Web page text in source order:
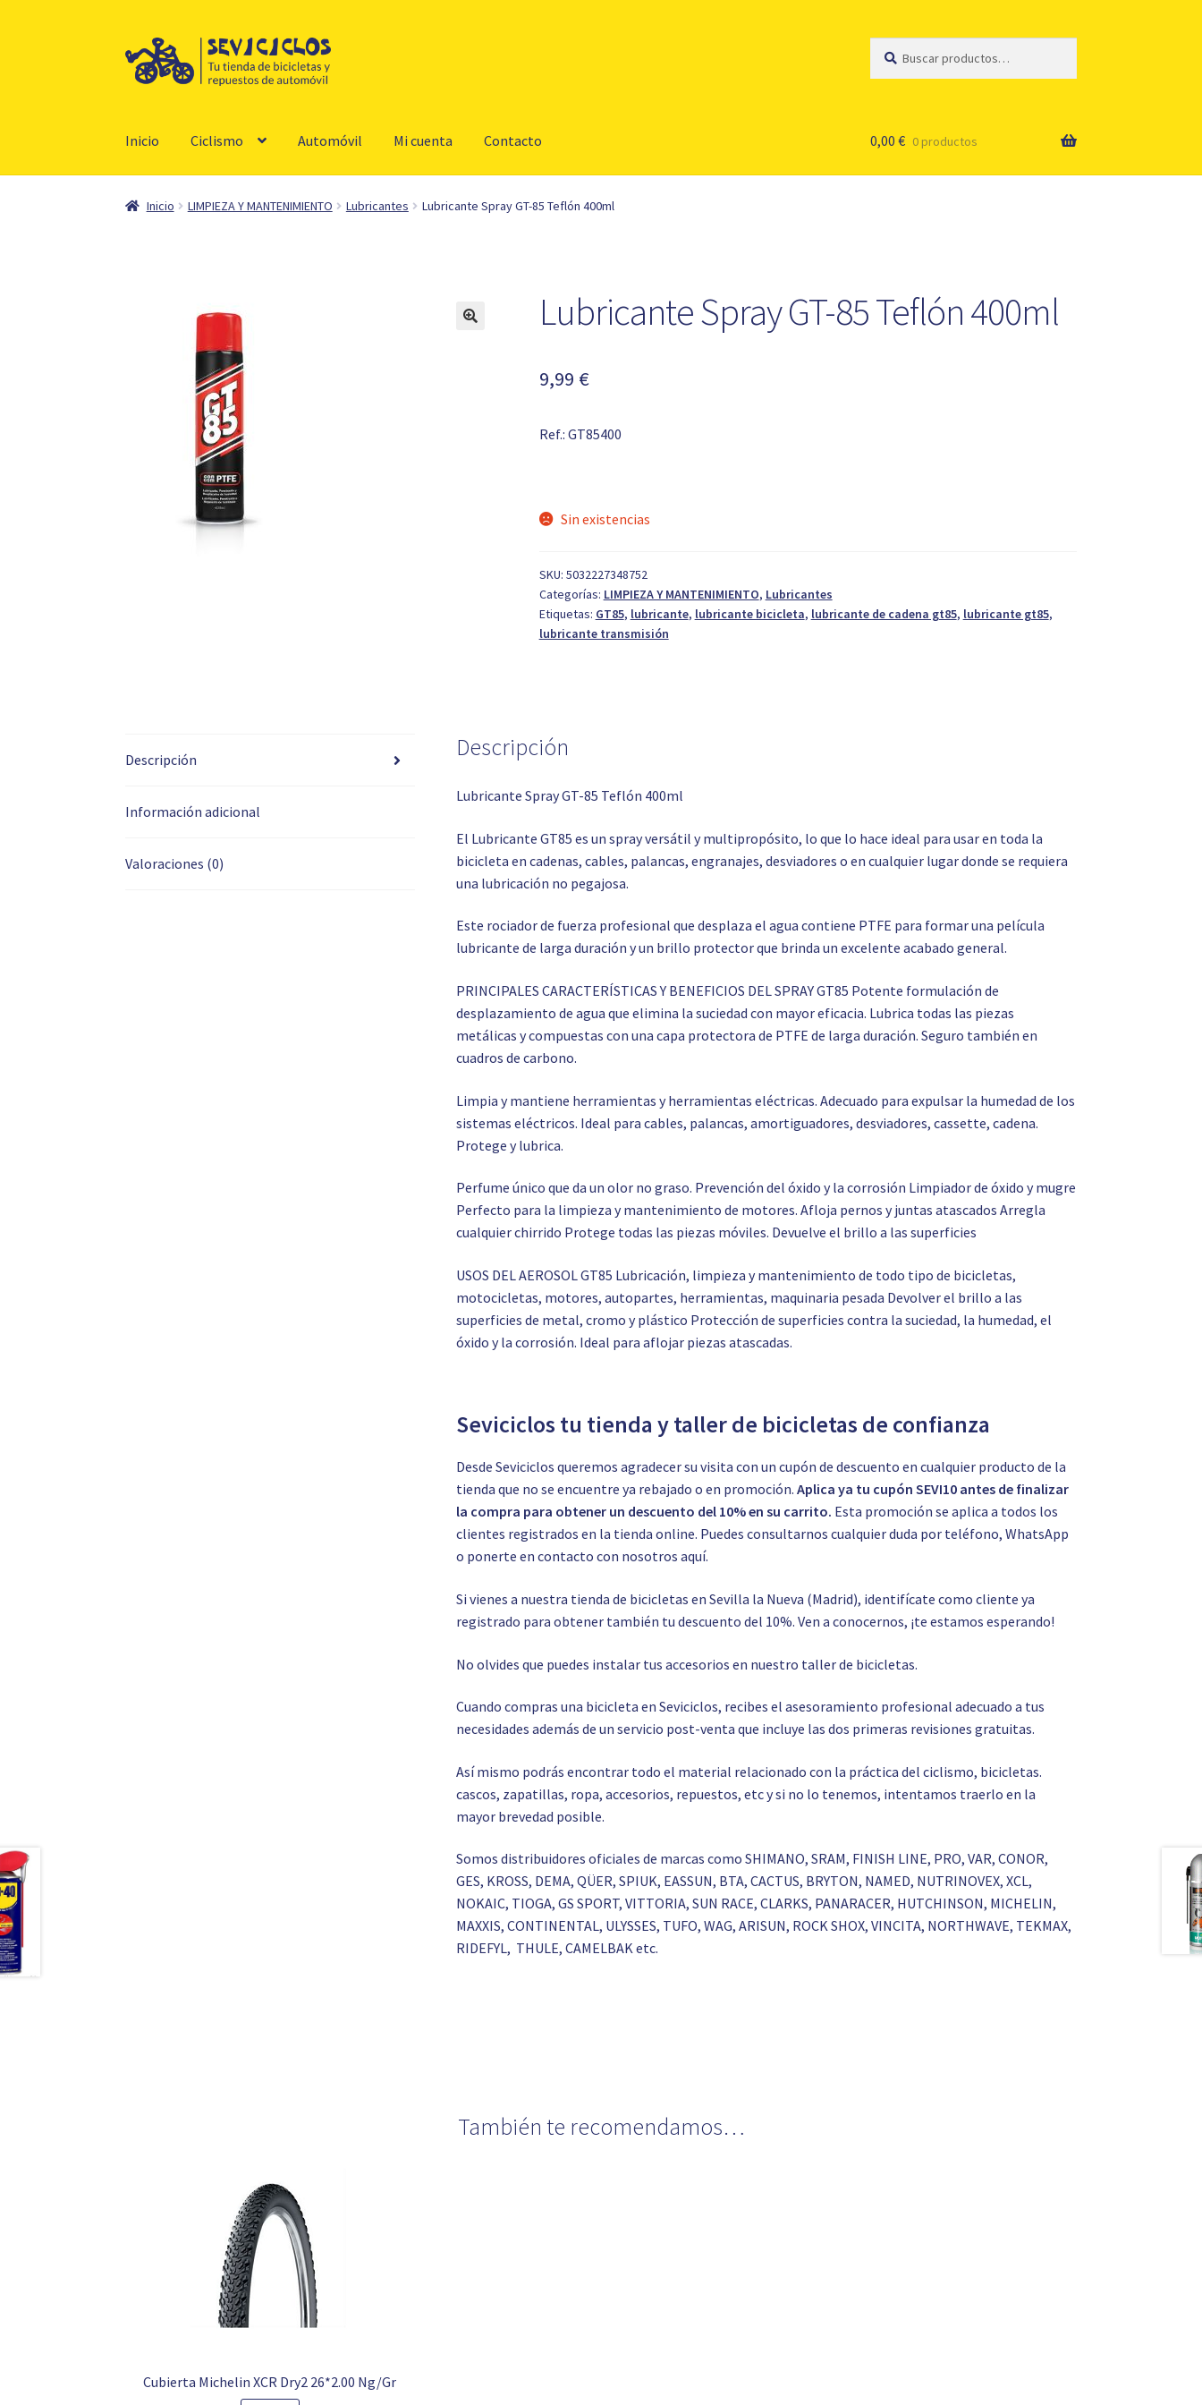
Ir
a
Ir
al
por:
Inicio Ciclismo Automóvil Mi cuenta Contacto 0,00 € 0 productos
Inicio LIMPIEZA Y MANTENIMIENTO Lubricantes Lubricante Spray GT-85 Teflón 400ml
Lubricante Spray GT-85 Teflón 400ml
9,99 €
Ref.: GT85400
Sin existencias
SKU: 5032227348752
Categorías: LIMPIEZA Y MANTENIMIENTO, Lubricantes
Etiquetas: GT85, lubricante, lubricante bicicleta, lubricante de cadena gt85, lubricante gt85,
lubricante transmisión
Descripción
Información adicional
Valoraciones (0)
Descripción
Lubricante Spray GT-85 Teflón 400ml
El Lubricante GT85 es un spray versátil y multipropósito, lo que lo hace ideal para usar en toda la
bicicleta en cadenas, cables, palancas, engranajes, desviadores o en cualquier lugar donde se requiera
una lubricación no pegajosa.
Este rociador de fuerza profesional que desplaza el agua contiene PTFE para formar una película
lubricante de larga duración y un brillo protector que brinda un excelente acabado general.
PRINCIPALES CARACTERÍSTICAS Y BENEFICIOS DEL SPRAY GT85 Potente formulación de
desplazamiento de agua que elimina la suciedad con mayor eficacia. Lubrica todas las piezas
metálicas y compuestas con una capa protectora de PTFE de larga duración. Seguro también en
cuadros de carbono.
Limpia y mantiene herramientas y herramientas eléctricas. Adecuado para expulsar la humedad de los
sistemas eléctricos. Ideal para cables, palancas, amortiguadores, desviadores, cassette, cadena.
Protege y lubrica.
Perfume único que da un olor no graso. Prevención del óxido y la corrosión Limpiador de óxido y mugre
Perfecto para la limpieza y mantenimiento de motores. Afloja pernos y juntas atascados Arregla
cualquier chirrido Protege todas las piezas móviles. Devuelve el brillo a las superficies
USOS DEL AEROSOL GT85 Lubricación, limpieza y mantenimiento de todo tipo de bicicletas,
motocicletas, motores, autopartes, herramientas, maquinaria pesada Devolver el brillo a las
superficies de metal, cromo y plástico Protección de superficies contra la suciedad, la humedad, el
óxido y la corrosión. Ideal para aflojar piezas atascadas.
Seviciclos tu tienda y taller de bicicletas de confianza
Desde Seviciclos queremos agradecer su visita con un cupón de descuento en cualquier producto de la
tienda que no se encuentre ya rebajado o en promoción.Aplica ya tu cupón SEVI10 antes de finalizar
la compra para obtener un descuento del 10% en su carrito. Esta promoción se aplica a todos los
clientes registrados en la tienda online. Puedes consultarnos cualquier duda por teléfono, WhatsApp
o ponerte en contacto con nosotrosaquí.
Si vienes a nuestra tienda de bicicletas en Sevilla la Nueva (Madrid), identifícate como cliente ya
registrado para obtener también tu descuento del 10%. Ven a conocernos, ¡te estamos esperando!
No olvides que puedes instalar tus accesorios en nuestro taller de bicicletas.
Cuando compras una bicicleta en Seviciclos, recibes el asesoramiento profesional adecuado a tus
necesidades además de un servicio post-venta que incluye las dos primeras revisiones gratuitas.
Así mismo podrás encontrar todo el material relacionado con la práctica del ciclismo, bicicletas.
cascos, zapatillas, ropa, accesorios, repuestos, etc y si no lo tenemos, intentamos traerlo en la
mayor brevedad posible.
Somos distribuidores oficiales de marcas como SHIMANO, SRAM, FINISH LINE, PRO, VAR, CONOR,
GES, KROSS, DEMA, QÜER, SPIUK, EASSUN, BTA, CACTUS, BRYTON, NAMED, NUTRINOVEX, XCL,
NOKAIC, TIOGA, GS SPORT, VITTORIA, SUN RACE, CLARKS, PANARACER, HUTCHINSON, MICHELIN,
MAXXIS, CONTINENTAL, ULYSSES, TUFO, WAG, ARISUN, ROCK SHOX, VINCITA, NORTHWAVE, TEKMAX,
RIDEFYL, THULE, CAMELBAK etc.
También te recomendamos…
Cubierta Michelin XCR Dry2 26*2.00 Ng/Gr